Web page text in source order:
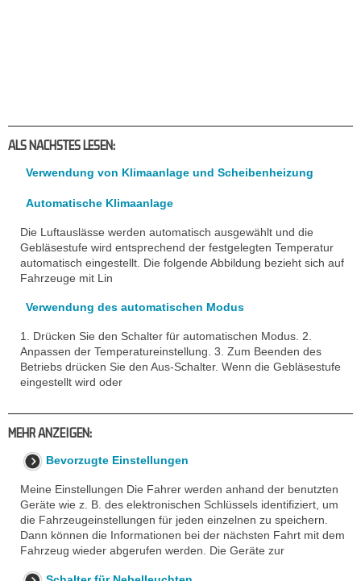
ALS NACHSTES LESEN:
Verwendung von Klimaanlage und Scheibenheizung
Automatische Klimaanlage
Die Luftauslässe werden automatisch ausgewählt und die
Gebläsestufe wird entsprechend der festgelegten Temperatur
automatisch eingestellt. Die folgende Abbildung bezieht sich auf
Fahrzeuge mit Lin
Verwendung des automatischen Modus
1. Drücken Sie den Schalter für automatischen Modus. 2.
Anpassen der Temperatureinstellung. 3. Zum Beenden des
Betriebs drücken Sie den Aus-Schalter. Wenn die Gebläsestufe
eingestellt wird oder
MEHR ANZEIGEN:
Bevorzugte Einstellungen
Meine Einstellungen Die Fahrer werden anhand der benutzten
Geräte wie z. B. des elektronischen Schlüssels identifiziert, um
die Fahrzeugeinstellungen für jeden einzelnen zu speichern.
Dann können die Informationen bei der nächsten Fahrt mit dem
Fahrzeug wieder abgerufen werden. Die Geräte zur